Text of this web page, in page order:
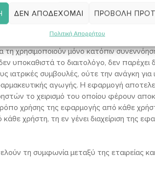
ΔΕΝ ΑΠΟΔΈΧΟΜΑΙ ΠΡΟΒΟΛΉ
Πολιτική Απορρήτου
ΑΠΟΛΥΤΑ ΥΓΙΗ ΑΤΟΜΑ. Άτομα με
χρησιμοποιούν μόνο κατόπιν
υποκαθιστά το διαιτολόγο, δεν παρέχει
συμβουλές, ούτε την ανάγκη για
αγωγής. Η εφαρμογή
το χειρισμό του οποίου φέρουν
χρήσης της εφαρμογής από κάθε
χρήστη, τη εν γένει διαχείριση της
τη συμφωνία μεταξύ της εταιρείας